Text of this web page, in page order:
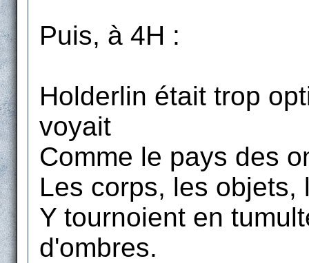
Puis, à 4H :
Holderlin était trop
voyait
Comme le pays des
Les corps, les
Y tournoient en
d'ombres.